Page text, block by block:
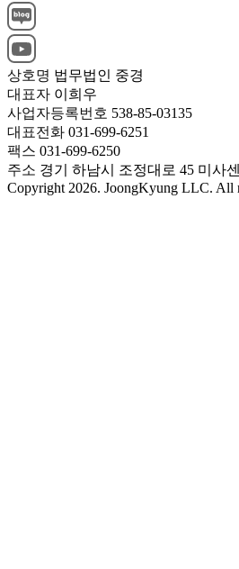
상호명 법무법인 중경
대표자 이희우
사업자등록번호 538-85-03135
대표전화 031-699-6251
팩스 031-699-6250
주소 경기 하남시 조정대로 45 미사
Copyright 2026. JoongKyung LLC. All